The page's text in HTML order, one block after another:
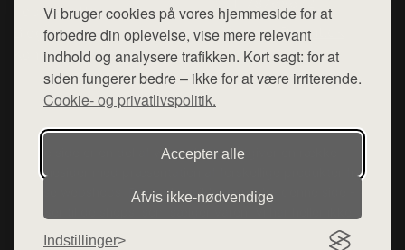
Vi bruger cookies på vores hjemmeside for at
forbedre din oplevelse, vise mere relevant
indhold og analysere trafikken. Kort sagt: for at
siden fungerer bedre – ikke for at være irriterende.
Cookie- og privatlivspolitik.
Accepter alle
Afvis ikke‑nødvendige
Indstillinger
Top Rabatter
Blog
Kontakt
Mail: hej@want.dk
Cookie- og privatlivspolitik
Denne side er en del af want.dk, der udgiver en række
hjemmesider med præsentation af forskellige produkter fra
diverse webshops. Der sælges ikke varer fra denne side - vi
varerne på lager.